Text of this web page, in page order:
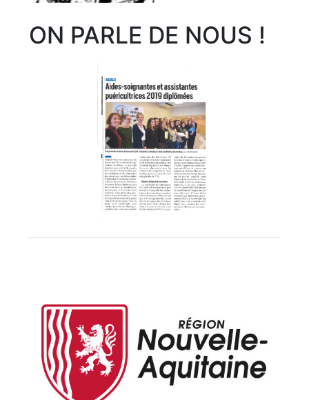
ON PARLE DE NOUS !
Previous Next